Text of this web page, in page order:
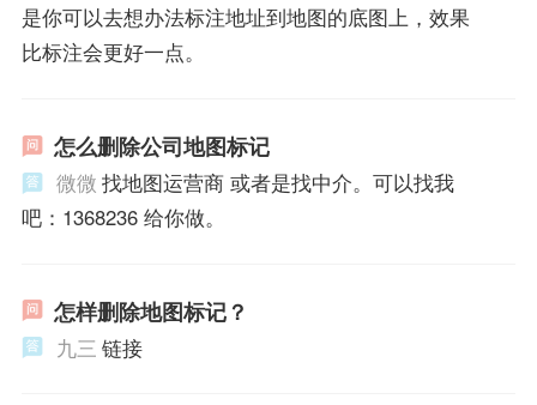
是你可以去想办法标注地址到地图的底图上，效果
比标注会更好一点。
怎么删除公司地图标记
微微 找地图运营商 或者是找中介。可以找我
吧：1368236 给你做。
怎样删除地图标记？
九三 链接